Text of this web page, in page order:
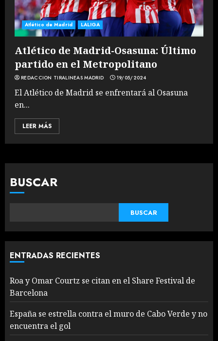
Atlético de Madrid LALIGA
Atlético de Madrid-Osasuna: Último
partido en el Metropolitano
REDACCION TIRALINEAS MADRID 19/05/2024
El Atlético de Madrid se enfrentará al Osasuna
en...
LEER MÁS
BUSCAR
BUSCAR
ENTRADAS RECIENTES
Roa y Omar Courtz se citan en el Share Festival de
Barcelona
España se estrella contra el muro de Cabo Verde y no
encuentra el gol